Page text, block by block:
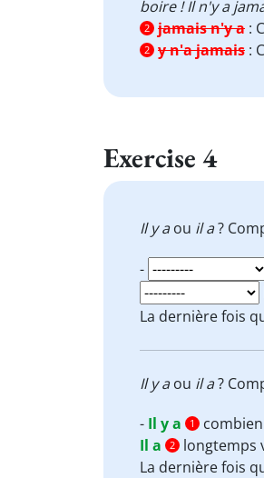
boire ! Il n'y a
2 jamais n'y a :
2 y n'a jamais :
Exercise 4
Il y aou il a?
-
La dernière fois
Il y aou il a?
- Il y a 1
Il a
2
longtemps
La dernière fois